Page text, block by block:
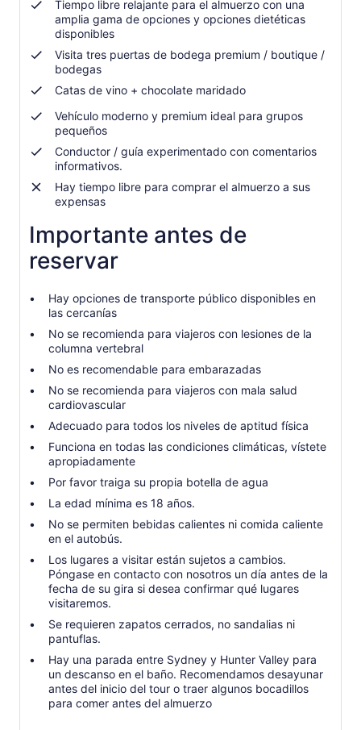
Tiempo libre relajante para el almuerzo con una
amplia gama de opciones y opciones dietéticas
disponibles
Visita tres puertas de bodega premium / boutique /
bodegas
Catas de vino + chocolate maridado
Vehículo moderno y premium ideal para grupos
pequeños
Conductor / guía experimentado con comentarios
informativos.
Hay tiempo libre para comprar el almuerzo a sus
expensas
Importante antes de
reservar
Hay opciones de transporte público disponibles en
las cercanías
No se recomienda para viajeros con lesiones de la
columna vertebral
No es recomendable para embarazadas
No se recomienda para viajeros con mala salud
cardiovascular
Adecuado para todos los niveles de aptitud física
Funciona en todas las condiciones climáticas, vístete
apropiadamente
Por favor traiga su propia botella de agua
La edad mínima es 18 años.
No se permiten bebidas calientes ni comida caliente
en el autobús.
Los lugares a visitar están sujetos a cambios.
Póngase en contacto con nosotros un día antes de la
fecha de su gira si desea confirmar qué lugares
visitaremos.
Se requieren zapatos cerrados, no sandalias ni
pantuflas.
Hay una parada entre Sydney y Hunter Valley para
un descanso en el baño. Recomendamos desayunar
antes del inicio del tour o traer algunos bocadillos
para comer antes del almuerzo